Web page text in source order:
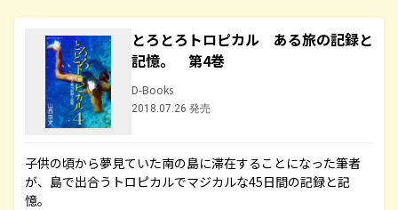
とろとろトロピカル ある旅の記録と
記憶。 第4巻
D-Books
2018.07.26 発売
子供の頃から夢見ていた南の島に滞在することになった筆者
が、島で出合うトロピカルでマジカルな45日間の記録と記
憶。